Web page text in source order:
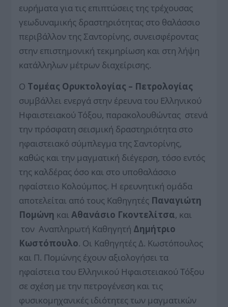
ευρήματα για τις επιπτώσεις της τρέχουσας
γεωδυναμικής δραστηριότητας στο θαλάσσιο
περιβάλλον της Σαντορίνης, συνεισφέροντας
στην επιστημονική τεκμηρίωση και στη λήψη
κατάλληλων μέτρων διαχείρισης.
Ο Τομέας Ορυκτολογίας – Πετρολογίας
συμβάλλει ενεργά στην έρευνα του Ελληνικού
Ηφαιστειακού Τόξου, παρακολουθώντας στενά
την πρόσφατη σεισμική δραστηριότητα στο
ηφαιστειακό σύμπλεγμα της Σαντορίνης,
καθώς και την μαγματική διέγερση, τόσο εντός
της καλδέρας όσο και στο υποθαλάσσιο
ηφαίστειο Κολούμπος. Η ερευνητική ομάδα
αποτελείται από τους Καθηγητές Παναγιώτη
Πομώνη καιΑθανάσιο Γκοντελίτσα, και
τον Αναπληρωτή Καθηγητή Δημήτριο
Κωστόπουλο. Οι Καθηγητές Δ. Κωστόπουλος
και Π. Πομώνης έχουν αξιολογήσει τα
ηφαίστεια του Ελληνικού Ηφαιστειακού Τόξου
σε σχέση με την πετρογένεση και τις
φυσικομηχανικές ιδιότητες των μαγματικών